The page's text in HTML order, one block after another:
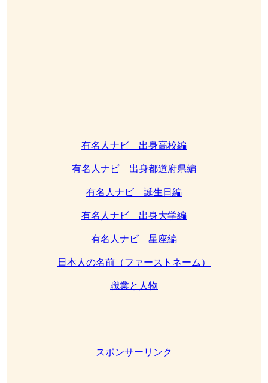
有名人ナビ 出身高校編
有名人ナビ 出身都道府県編
有名人ナビ 誕生日編
有名人ナビ 出身大学編
有名人ナビ 星座編
日本人の名前（ファーストネーム）
職業と人物
スポンサーリンク